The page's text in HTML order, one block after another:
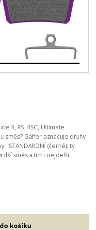
R, RS, RSC, Ultimate
směs? Galfer označuje druhy
STANDARDNÍ (černé): ty
směs a tím i nejdelší
košíku